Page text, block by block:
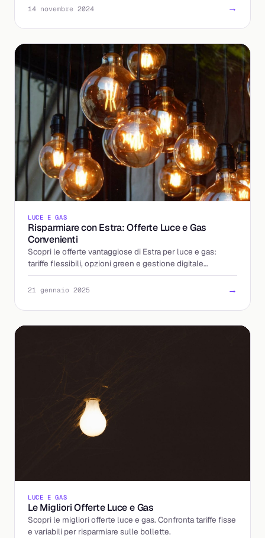
14 novembre 2024 →
LUCE E GAS
Risparmiare con Estra: Offerte Luce e Gas
Convenienti
Scopri le offerte vantaggiose di Estra per luce e gas:
tariffe flessibili, opzioni green e gestione digitale
semplice. Risparmia oggi!
21 gennaio 2025 →
LUCE E GAS
Le Migliori Offerte Luce e Gas
Scopri le migliori offerte luce e gas. Confronta tariffe fisse
e variabili per risparmiare sulle bollette.